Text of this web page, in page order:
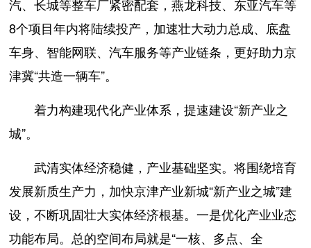
汽、长城等整车厂紧密配套，燕龙科技、东亚汽车等
8个项目年内将陆续投产，加速壮大动力总成、底盘
车身、智能网联、汽车服务等产业链条，更好助力京
津冀“共造一辆车”。
着力构建现代化产业体系，提速建设“新产业之
城”。
武清实体经济稳健，产业基础坚实。将围绕培育
发展新质生产力，加快京津产业新城“新产业之城”建
设，不断巩固壮大实体经济根基。一是优化产业业态
功能布局。总的空间布局就是“一核、多点、全